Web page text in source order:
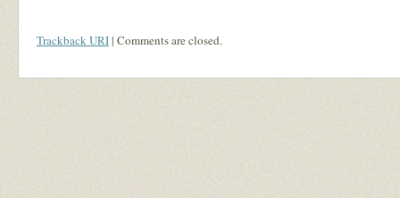
Trackback URI| Comments are closed.